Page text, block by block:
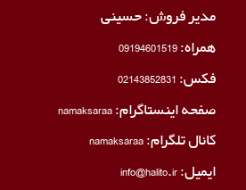
مدیر فروش: حسینی
همراه:09194601519
فکس:02143852831
صفحه اینستاگرام:namaksaraa
کانال تلگرام:namaksaraa
ایمیل: info@halito.ir